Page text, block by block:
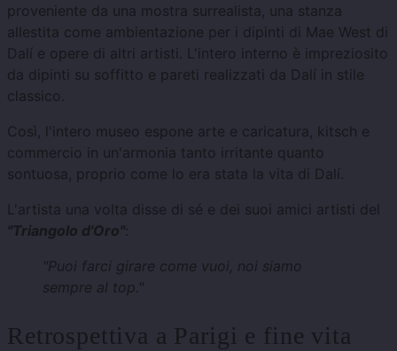
proveniente da una mostra surrealista, una stanza
allestita come ambientazione per i dipinti di Mae West di
Dalí e opere di altri artisti. L'intero interno è impreziosito
da dipinti su soffitto e pareti realizzati da Dalí in stile
classico.
Così, l'intero museo espone arte e caricatura, kitsch e
commercio in un'armonia tanto irritante quanto
sontuosa, proprio come lo era stata la vita di Dalí.
L'artista una volta disse di sé e dei suoi amici artisti del
"Triangolo d'Oro":
"Puoi farci girare come vuoi, noi siamo
sempre al top."
Retrospettiva a Parigi e fine vita